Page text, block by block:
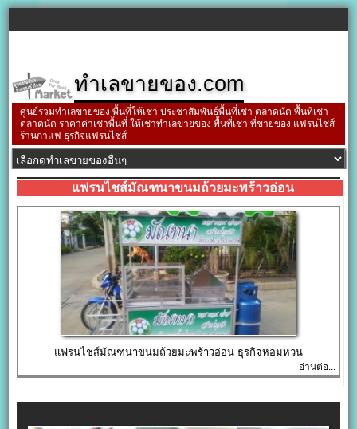
ทำเลขายของ.com
ศูนย์รวมทำเลขายของ พื้นที่ให้เช่า ประชาสัมพันธ์พื้นที่เช่า ตลาดนัด พื้นที่เช่า
ตลาดนัด ราคาค่าเช่าพื้นที่ ให้เช่าทำเลขายของ พื้นที่เช่า ที่ขายของ แฟรนไชส์
ร้านกาแฟ ธุรกิจแฟรนไชส์
แฟรนไชส์มัณฑนาขนมถ้วยมะพร้าวอ่อน
แฟรนไชส์มัณฑนาขนมถ้วยมะพร้าวอ่อน ธุรกิจหอมหวน
อ่านต่อ...